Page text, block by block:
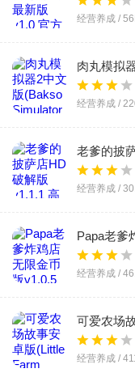
经营养成 /
肉丸模拟
2)v2.3.3 安
经营养成 /
老爹的披
经营养成 /
Papa老爹
经营养成 /
可爱农场
经营养成 /